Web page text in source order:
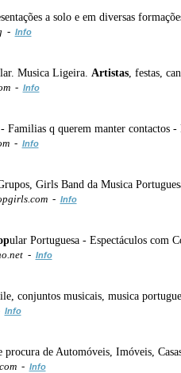
a solo e em diversas
- Info
Musica Ligeira. Artistas, festas,
- Info
q querem manter contactos -
- Info
Girls Band da Musica
- Info
ular Portuguesa - Espectáculos com
- Info
conjuntos musicais, musica
Info
de Automóveis, Imóveis,
- Info